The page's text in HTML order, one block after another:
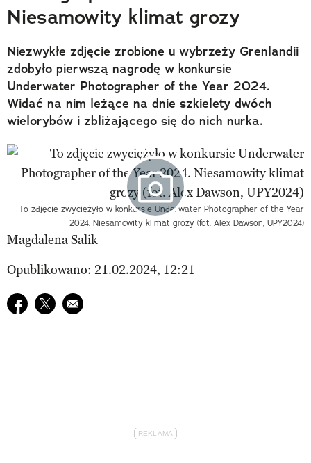
Niesamowity klimat grozy
Niezwykłe zdjęcie zrobione u wybrzeży Grenlandii
zdobyło pierwszą nagrodę w konkursie
Underwater Photographer of the Year 2024.
Widać na nim leżące na dnie szkielety dwóch
wielorybów i zbliżającego się do nich nurka.
To zdjęcie zwyciężyło w konkursie Underwater Photographer of the Year
2024. Niesamowity klimat grozy (fot. Alex Dawson, UPY2024)
Magdalena Salik
Opublikowano: 21.02.2024, 12:21
Udostępnij na facebook
Udostępnij na twitter
E-mail do przyjaciela